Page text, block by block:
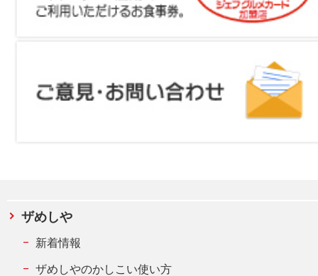
ザめしや
新着情報
ザめしやのかしこい使い方